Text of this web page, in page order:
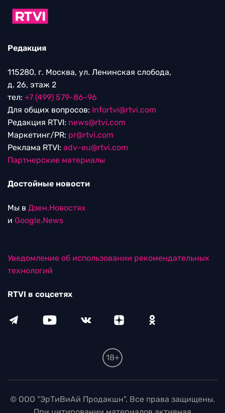
Редакция
115280, г. Москва, ул. Ленинская слобода,
д. 26, этаж 2
тел: +7 (499) 579-86-96
Для общих вопросов: Infortvi@rtvi.com
Редакция RTVI: news@rtvi.com
Маркетинг/PR: pr@rtvi.com
Реклама RTVI: adv-eu@rtvi.com
Партнерские материалы
Достойные новости
Мы в Дзен.Новостях
и Google.News
Уведомление об использовании рекомендательных
технологий
RTVI в соцсетях
18+
© ООО "ЭрТиВиАй Продакшн". Все права защищены.